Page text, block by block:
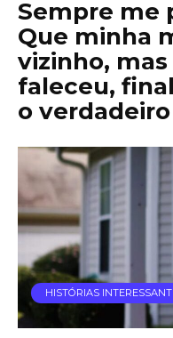
Sempre me
Que minha
vizinho,
faleceu,
o
HISTÓRIAS